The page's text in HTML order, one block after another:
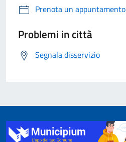
Prenota un appuntamento
Problemi in città
Segnala disservizio